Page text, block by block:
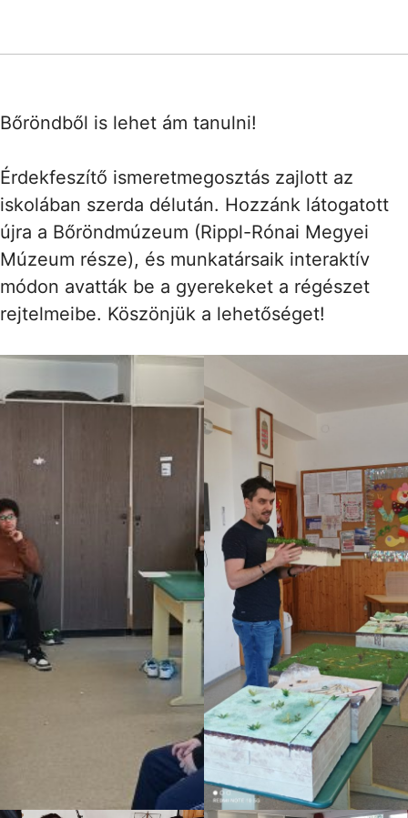
Bőröndből is lehet ám tanulni!
Érdekfeszítő ismeretmegosztás zajlott az
iskolában szerda délután. Hozzánk látogatott
újra a Bőröndmúzeum (Rippl-Rónai Megyei
Múzeum része), és munkatársaik interaktív
módon avatták be a gyerekeket a régészet
rejtelmeibe. Köszönjük a lehetőséget!